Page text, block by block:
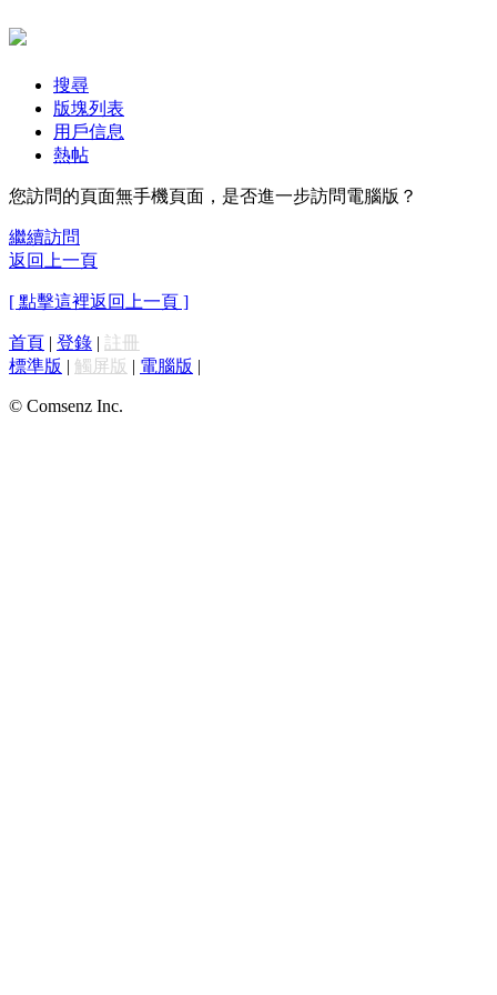
搜尋
版塊列表
用戶信息
熱帖
您訪問的頁面無手機頁面，是否進一步訪問電腦版？
繼續訪問
返回上一頁
[ 點擊這裡返回上一頁 ]
首頁 | 登錄 | 註冊
標準版 | 觸屏版 | 電腦版 |
© Comsenz Inc.